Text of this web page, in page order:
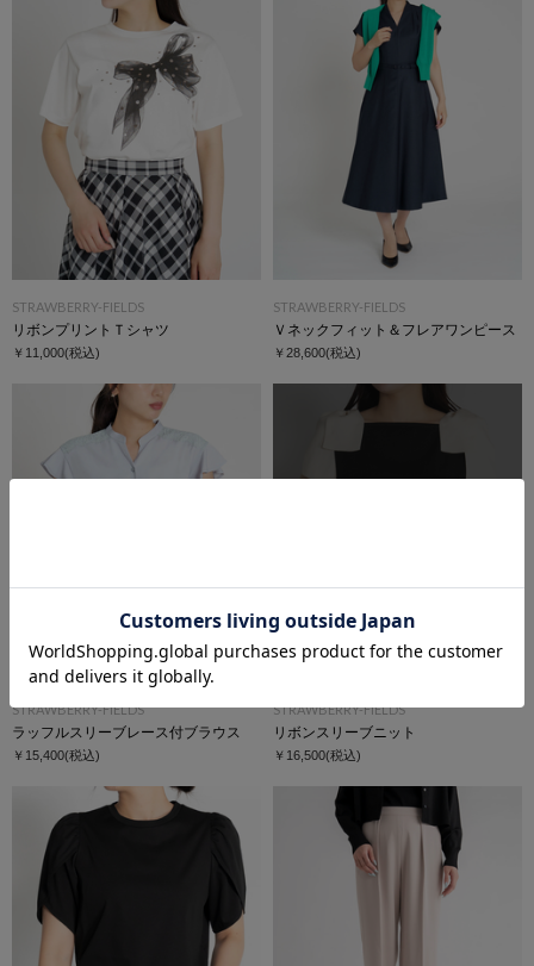
STRAWBERRY-FIELDS
リボンプリントＴシャツ
￥11,000(税込)
STRAWBERRY-FIELDS
Ｖネックフィット＆フレアワンピース
￥28,600(税込)
STRAWBERRY-FIELDS
ラッフルスリーブレース付ブラウス
￥15,400(税込)
再入荷受付
STRAWBERRY-FIELDS
リボンスリーブニット
￥16,500(税込)